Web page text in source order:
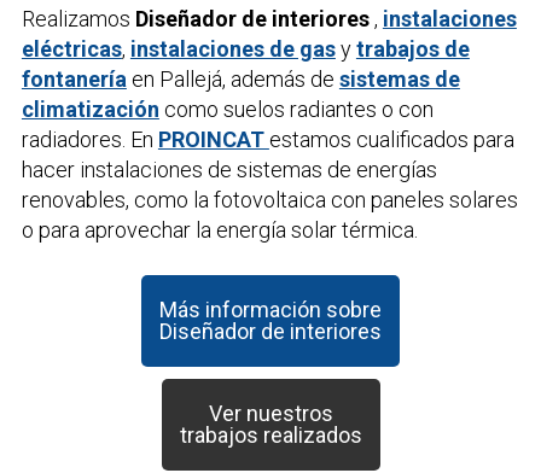
Realizamos Diseñador de interiores, instalaciones
eléctricas, instalaciones de gasytrabajos de
fontanería en Pallejá, además de sistemas de
climatización como suelos radiantes o con
radiadores. En PROINCAT estamos cualificados para
hacer instalaciones de sistemas de energías
renovables, como la fotovoltaica con paneles solares
o para aprovechar la energía solar térmica.
Más información sobre
Diseñador de interiores
Ver nuestros
trabajos realizados